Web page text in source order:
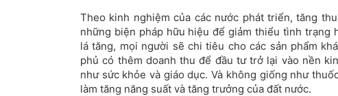
Theo kinh nghiệm của các nước phát triển, tăng
những biện pháp hữu hiệu để giảm thiểu tình trạng
lá tăng, mọi người sẽ chi tiêu cho các sản phẩm
phủ có thêm doanh thu để đầu tư trở lại vào nền
như sức khỏe và giáo dục. Và không giống như
làm tăng năng suất và tăng trưởng của đất nước.